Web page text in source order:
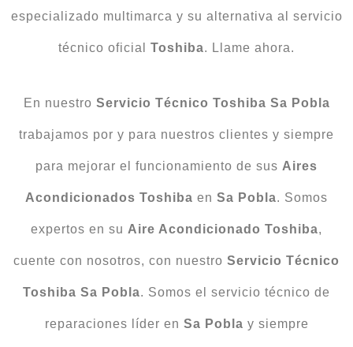
especializado multimarca y su alternativa al servicio
técnico oficial Toshiba. Llame ahora.
En nuestro Servicio Técnico Toshiba Sa Pobla
trabajamos por y para nuestros clientes y siempre
para mejorar el funcionamiento de sus Aires
Acondicionados Toshiba en Sa Pobla. Somos
expertos en su Aire Acondicionado Toshiba,
cuente con nosotros, con nuestro Servicio Técnico
Toshiba Sa Pobla. Somos el servicio técnico de
reparaciones líder en Sa Pobla y siempre